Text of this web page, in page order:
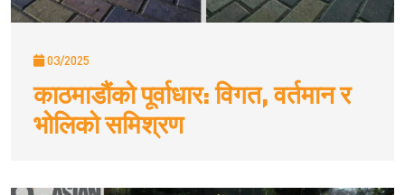
03/2025
काठमाडौंको पूर्वाधार: विगत, वर्तमान र
भोलिको समिश्रण